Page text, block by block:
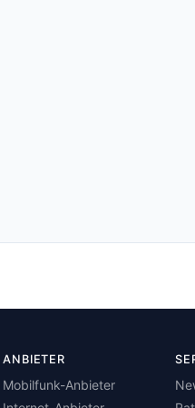
ANBIETER
Mobilfunk-Anbieter